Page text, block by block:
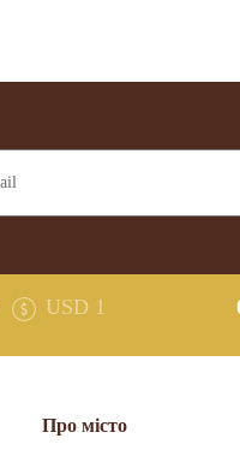
USD 1
Про місто